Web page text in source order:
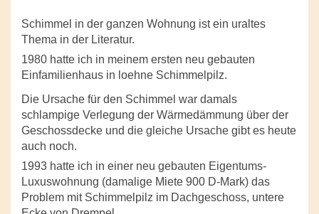
Schimmel in der ganzen Wohnung ist ein uraltes
Thema in der Literatur.
1980 hatte ich in meinem ersten neu gebauten
Einfamilienhaus in loehne Schimmelpilz.
Die Ursache für den Schimmel war damals
schlampige Verlegung der Wärmedämmung über der
Geschossdecke und die gleiche Ursache gibt es heute
auch noch.
1993 hatte ich in einer neu gebauten Eigentums-
Luxuswohnung (damalige Miete 900 D-Mark) das
Problem mit Schimmelpilz im Dachgeschoss, untere